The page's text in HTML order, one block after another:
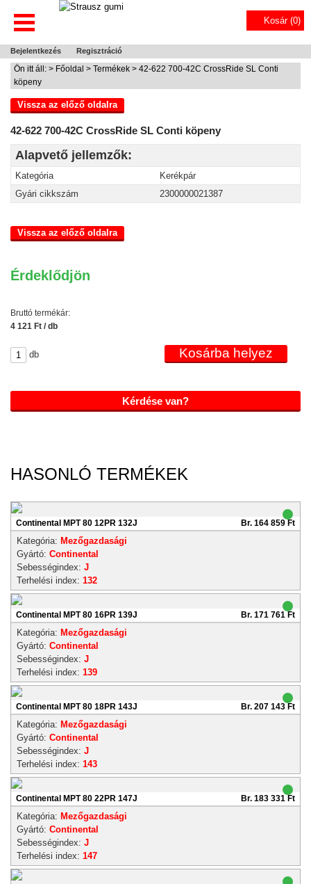
Kosár (0)
Bejelentkezés Regisztráció
Ön itt áll: > Főoldal > Termékek > 42-622 700-42C CrossRide SL Conti
köpeny
Vissza az előző oldalra
42-622 700-42C CrossRide SL Conti köpeny
Alapvető jellemzők:
Kategória
Kerékpár
Gyári cikkszám
2300000021387
Vissza az előző oldalra
Érdeklődjön
Bruttó termékár:
4 121 Ft / db
db
Kérdése van?
HASONLÓ TERMÉKEK
Continental MPT 80 12PR 132J Br. 164 859 Ft
Kategória: Mezőgazdasági
Gyártó: Continental
Sebességindex: J
Terhelési index: 132
Continental MPT 80 16PR 139J Br. 171 761 Ft
Kategória: Mezőgazdasági
Gyártó: Continental
Sebességindex: J
Terhelési index: 139
Continental MPT 80 18PR 143J Br. 207 143 Ft
Kategória: Mezőgazdasági
Gyártó: Continental
Sebességindex: J
Terhelési index: 143
Continental MPT 80 22PR 147J Br. 183 331 Ft
Kategória: Mezőgazdasági
Gyártó: Continental
Sebességindex: J
Terhelési index: 147